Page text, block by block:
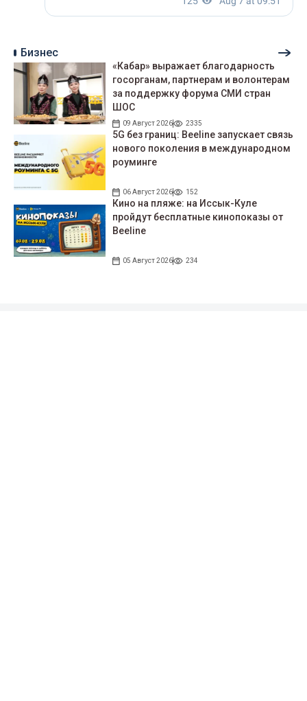
Бизнес
«Кабар» выражает благодарность
госорганам, партнерам и волонтерам
за поддержку форума СМИ стран
ШОС
09 Август 2026 2335
5G без границ: Beeline запускает связь
нового поколения в международном
роуминге
06 Август 2026 152
Кино на пляже: на Иссык-Куле
пройдут беcплатные кинопоказы от
Beeline
05 Август 2026 234